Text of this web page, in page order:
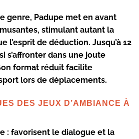
genre, Padupe met en avant
stimulant autant la
l’esprit de déduction. Jusqu’à 12
s’affronter dans une joute
format réduit facilite
lors de déplacements.
DES JEUX D’AMBIANCE À
: favorisent le dialogue et la